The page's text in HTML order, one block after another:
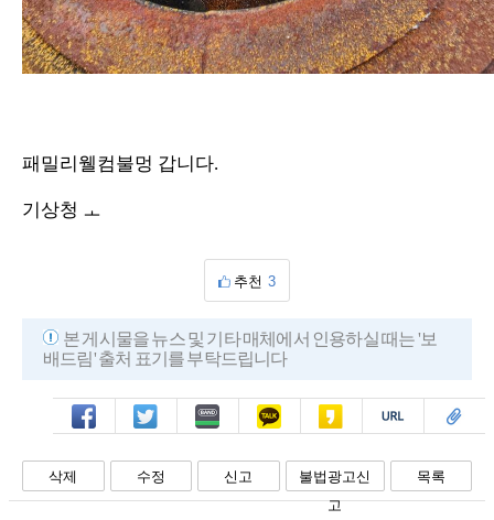
패밀리웰컴불멍 갑니다.
기상청 ㅗ
추천 3
본 게시물을 뉴스 및 기타 매체에서 인용하실 때는 '보
배드림' 출처 표기를 부탁드립니다
페북 트윗 밴드 카톡 카스 복사 스크랩
삭제 수정 신고
불법광고신
고
목록